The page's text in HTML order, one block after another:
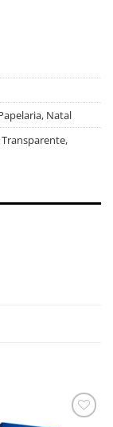
, Natal
Transparente,